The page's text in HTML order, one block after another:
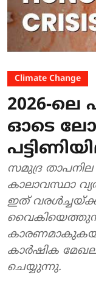
Climate Change
2026-
ഓടെ
സമുദ്ര
കാലാവസ്ഥാ
ഇത്
കാർഷിക
ചെയ്യുന്നു.